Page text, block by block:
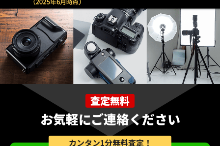
査定無料
お気軽にご連絡ください
カンタン1分無料査定！